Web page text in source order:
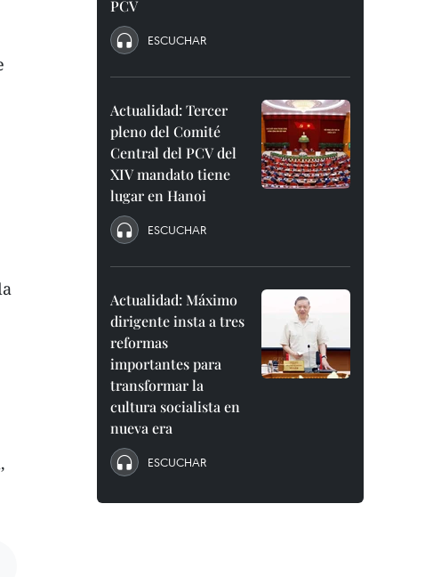
PCV
ESCUCHAR
Actualidad: Tercer
pleno del Comité
Central del PCV del
XIV mandato tiene
lugar en Hanoi
ESCUCHAR
Actualidad: Máximo
dirigente insta a tres
reformas
importantes para
transformar la
cultura socialista en
nueva era
ESCUCHAR